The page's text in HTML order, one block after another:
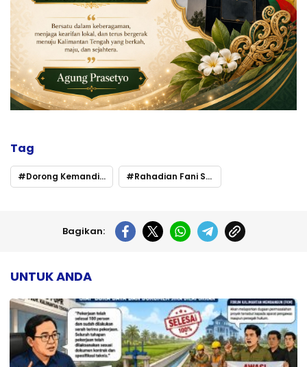
Tag
Dorong Kemandirian Produksi Lokal di Kalteng Rahadian Fani Soroti Ketergantungan Pangan
Bagikan:
UNTUK ANDA